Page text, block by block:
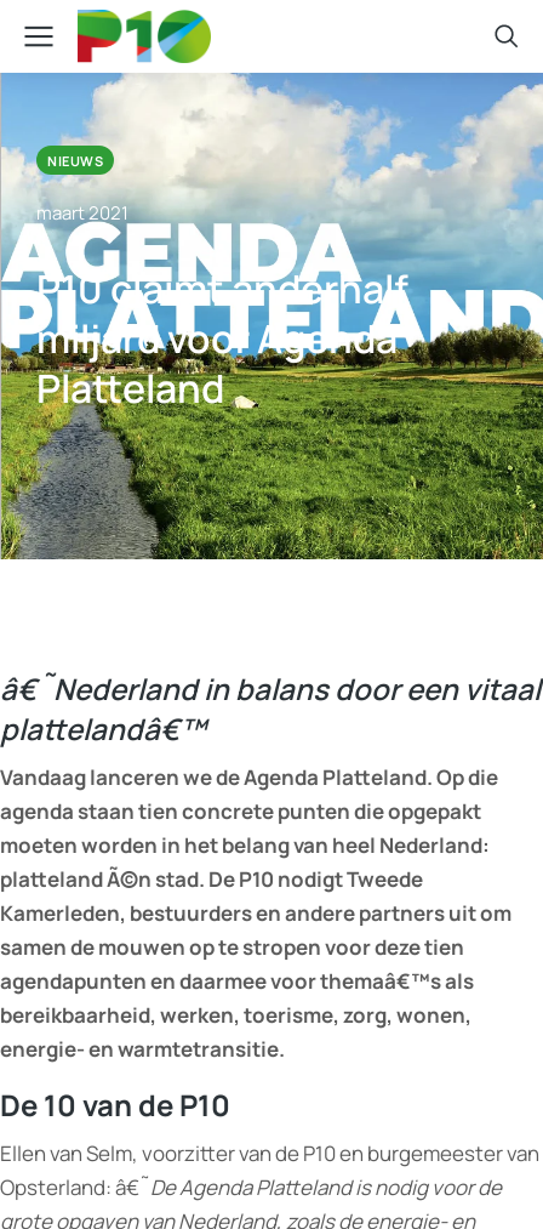
NIEUWS
maart 2021
P10 claimt anderhalf
miljard voor Agenda
Platteland
â€˜Nederland in balans door een vitaal
plattelandâ€™
Vandaag lanceren we de Agenda Platteland. Op die
agenda staan tien concrete punten die opgepakt
moeten worden in het belang van heel Nederland:
platteland Ã©n stad. De P10 nodigt Tweede
Kamerleden, bestuurders en andere partners uit om
samen de mouwen op te stropen voor deze tien
agendapunten en daarmee voor themaâ€™s als
bereikbaarheid, werken, toerisme, zorg, wonen,
energie- en warmtetransitie.
De 10 van de P10
Ellen van Selm, voorzitter van de P10 en burgemeester van
Opsterland: â€˜De Agenda Platteland is nodigvoor de
grote opgaven van Nederland, zoals de energie- en